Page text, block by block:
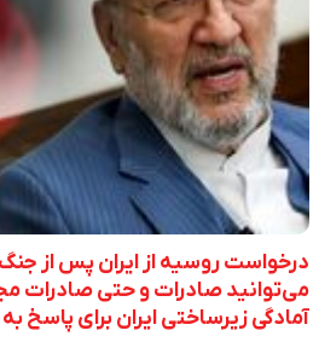
درخواست روسیه از ایران پس از جنگ
می‌توانید صادرات و حتی صادرات
آمادگی زیرساختی ایران برای پاسخ